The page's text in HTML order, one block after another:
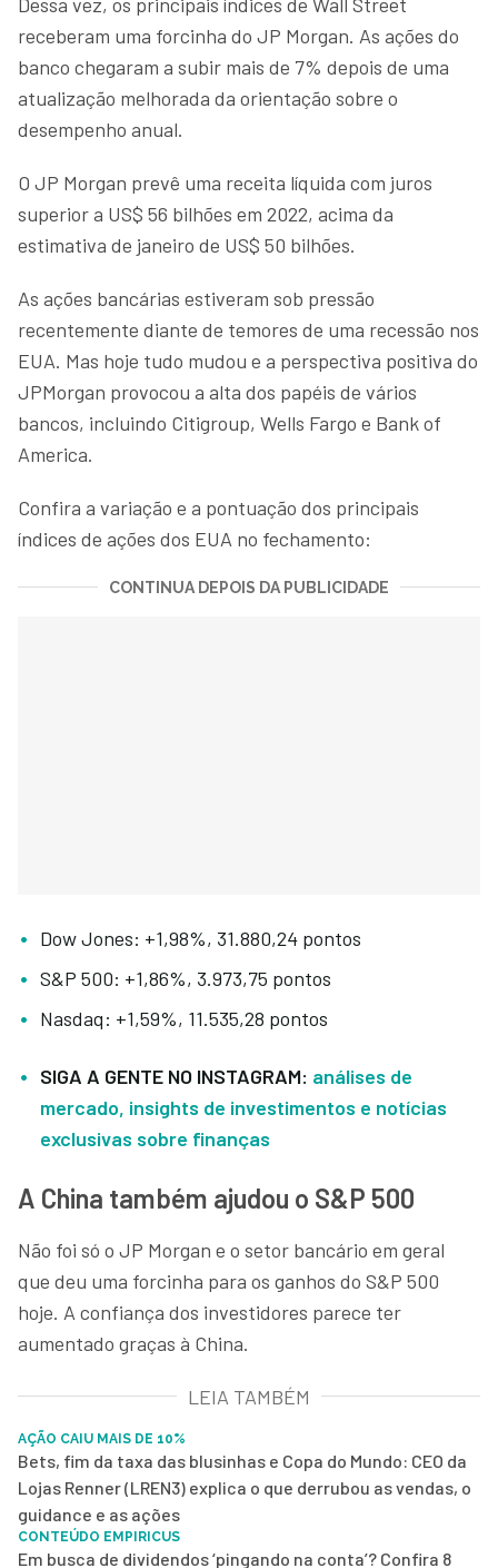
receberam uma forcinha do JP Morgan. As ações do
banco chegaram a subir mais de 7% depois de uma
atualização melhorada da orientação sobre o
desempenho anual.
O JP Morgan prevê uma receita líquida com juros
superior a US$ 56 bilhões em 2022, acima da
estimativa de janeiro de US$ 50 bilhões.
As ações bancárias estiveram sob pressão
recentemente diante de temores de uma recessão nos
EUA. Mas hoje tudo mudou e a perspectiva positiva do
JPMorgan provocou a alta dos papéis de vários
bancos, incluindo Citigroup, Wells Fargo e Bank of
America.
Confira a variação e a pontuação dos principais
índices de ações dos EUA no fechamento:
CONTINUA DEPOIS DA PUBLICIDADE
Dow Jones: +1,98%, 31.880,24 pontos
S&P 500: +1,86%, 3.973,75 pontos
Nasdaq: +1,59%, 11.535,28 pontos
SIGA A GENTE NO INSTAGRAM: análises de
mercado, insights de investimentos e notícias
exclusivas sobre finanças
A China também ajudou o S&P 500
Não foi só o JP Morgan e o setor bancário em geral
que deu uma forcinha para os ganhos do S&P 500
hoje. A confiança dos investidores parece ter
aumentado graças à China.
LEIA TAMBÉM
AÇÃO CAIU MAIS DE 10%
Bets, fim da taxa das blusinhas e Copa do Mundo: CEO da
Lojas Renner (LREN3) explica o que derrubou as vendas, o
guidance e as ações
CONTEÚDO EMPIRICUS
Em busca de dividendos ‘pingando na conta’? Confira 8